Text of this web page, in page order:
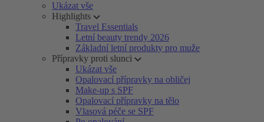
Ukázat vše
Highlights
Travel Essentials
Letní beauty trendy 2026
Základní letní produkty pro muže
Přípravky proti slunci
Ukázat vše
Opalovací přípravky na obličej
Make-up s SPF
Opalovací přípravky na tělo
Vlasová péče se SPF